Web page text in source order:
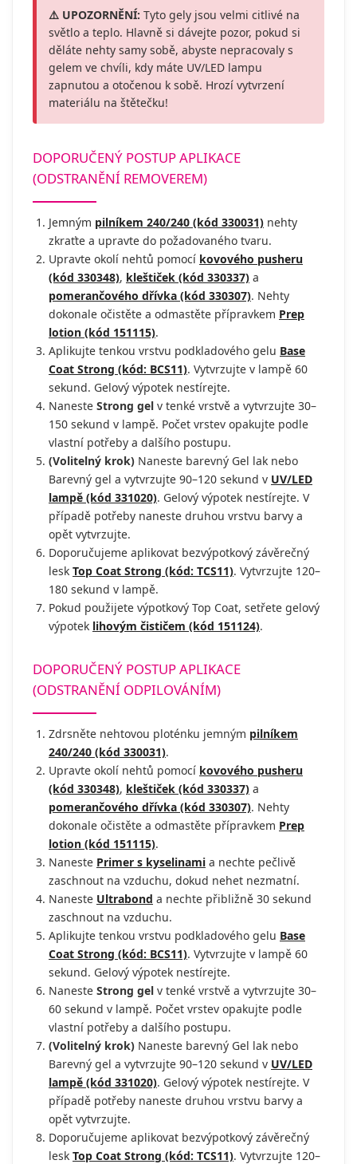
⚠️ UPOZORNĚNÍ: Tyto gely jsou velmi citlivé na
světlo a teplo. Hlavně si dávejte pozor, pokud si
děláte nehty samy sobě, abyste nepracovaly s
gelem ve chvíli, kdy máte UV/LED lampu
zapnutou a otočenou k sobě. Hrozí vytvrzení
materiálu na štětečku!
DOPORUČENÝ POSTUP APLIKACE
(ODSTRANĚNÍ REMOVEREM)
Jemným pilníkem 240/240 (kód 330031) nehty
zkraťte a upravte do požadovaného tvaru.
Upravte okolí nehtů pomocí kovového pusheru
(kód 330348), kleštiček (kód 330337) a
pomerančového dřívka (kód 330307). Nehty
dokonale očistěte a odmastěte přípravkem Prep
lotion (kód 151115).
Aplikujte tenkou vrstvu podkladového gelu Base
Coat Strong (kód: BCS11). Vytvrzujte v lampě 60
sekund. Gelový výpotek nestírejte.
Naneste Strong gel v tenké vrstvě a vytvrzujte 30–
150 sekund v lampě. Počet vrstev opakujte podle
vlastní potřeby a dalšího postupu.
(Volitelný krok) Naneste barevný Gel lak nebo
Barevný gel a vytvrzujte 90–120 sekund v UV/LED
lampě (kód 331020). Gelový výpotek nestírejte. V
případě potřeby naneste druhou vrstvu barvy a
opět vytvrzujte.
Doporučujeme aplikovat bezvýpotkový závěrečný
lesk Top Coat Strong (kód: TCS11). Vytvrzujte 120–
180 sekund v lampě.
Pokud použijete výpotkový Top Coat, setřete gelový
výpotek lihovým čističem (kód 151124).
DOPORUČENÝ POSTUP APLIKACE
(ODSTRANĚNÍ ODPILOVÁNÍM)
Zdrsněte nehtovou ploténku jemným pilníkem
240/240 (kód 330031).
Upravte okolí nehtů pomocí kovového pusheru
(kód 330348), kleštiček (kód 330337) a
pomerančového dřívka (kód 330307). Nehty
dokonale očistěte a odmastěte přípravkem Prep
lotion (kód 151115).
Naneste Primer s kyselinami a nechte pečlivě
zaschnout na vzduchu, dokud nehet nezmatní.
Naneste Ultrabond a nechte přibližně 30 sekund
zaschnout na vzduchu.
Aplikujte tenkou vrstvu podkladového gelu Base
Coat Strong (kód: BCS11). Vytvrzujte v lampě 60
sekund. Gelový výpotek nestírejte.
Naneste Strong gel v tenké vrstvě a vytvrzujte 30–
60 sekund v lampě. Počet vrstev opakujte podle
vlastní potřeby a dalšího postupu.
(Volitelný krok) Naneste barevný Gel lak nebo
Barevný gel a vytvrzujte 90–120 sekund v UV/LED
lampě (kód 331020). Gelový výpotek nestírejte. V
případě potřeby naneste druhou vrstvu barvy a
opět vytvrzujte.
Doporučujeme aplikovat bezvýpotkový závěrečný
lesk Top Coat Strong (kód: TCS11). Vytvrzujte 120–